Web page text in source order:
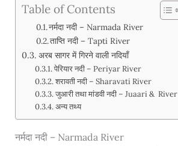
Table of Contents
नर्मदा नदी – Narmada River
ताप्ति नदी – Tapti River
अरब सागर में गिरने वाली नदियाँ
पेरियार नदी – Periyar River
शरावती नदी – Sharavati River
जुआरी तथा मांडवी नदी – Juaari & River
अन्य तथ्य
नर्मदा नदी – Narmada River